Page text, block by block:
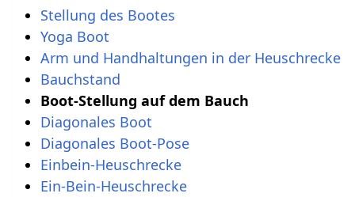
Stellung des Bootes
Yoga Boot
Arm und Handhaltungen in der Heuschrecke
Bauchstand
Boot-Stellung auf dem Bauch
Diagonales Boot
Diagonales Boot-Pose
Einbein-Heuschrecke
Ein-Bein-Heuschrecke